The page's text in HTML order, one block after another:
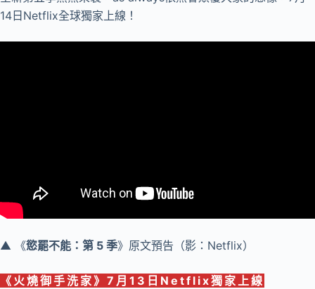
14日Netflix全球獨家上線！
▲ 《慾罷不能：第 5 季》原文預告（影：Netflix）
《 火燒御手洗家》 7月13日Netflix獨家上線